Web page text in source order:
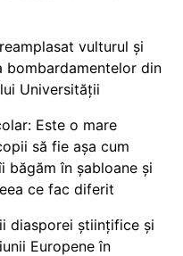
vulturul și
din
Universității
Este o mare
să fie așa cum
băgăm în șabloane și
ce fac diferit
diasporei științifice și
Europene în